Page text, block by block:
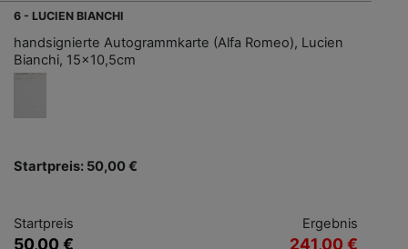
6 - LUCIEN BIANCHI
handsignierte Autogrammkarte (Alfa Romeo), Lucien
Bianchi, 15x10,5cm
Startpreis: 50,00 €
Startpreis
50,00 €
Ergebnis
241,00 €